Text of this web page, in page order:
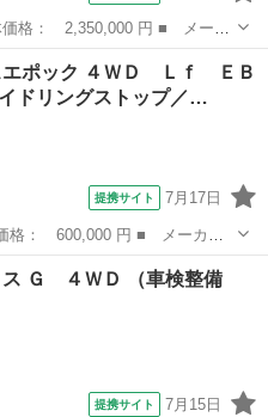
ースバン ■ グレード名：
減システム ＡＢＳ エアバ
エポック ４ＷＤ Ｌｆ ＥＢ
ドリングストップ／…
提携サイト 7月17日
ポック ■ グレード名： ４
ングストップ／エアバッグ
ス Ｇ ４ＷＤ （車検整備
提携サイト 7月15日